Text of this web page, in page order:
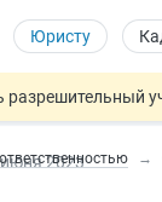
Юристу
разрешительный
трудовых и
я2023